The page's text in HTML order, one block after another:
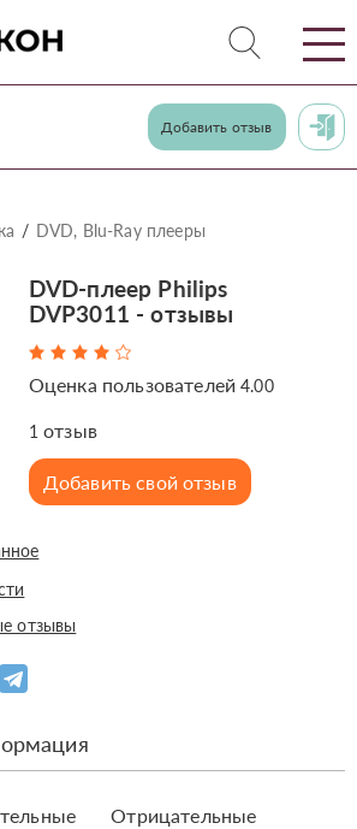
Добавить отзыв
DVD, Blu-Ray плееры
DVD-плеер Philips
DVP3011 - отзывы
Оценка пользователей4.00
1 отзыв
Добавить свой отзыв
отзывы
Отрицательные